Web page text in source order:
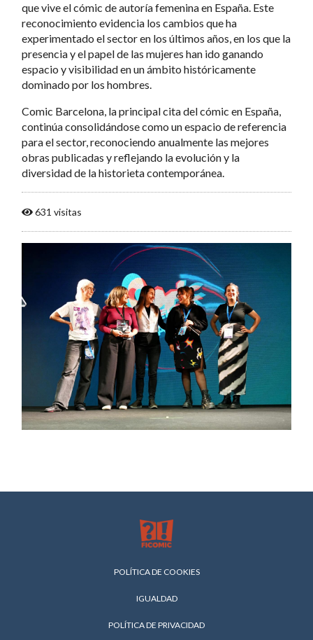
que vive el cómic de autoría femenina en España. Este
reconocimiento evidencia los cambios que ha
experimentado el sector en los últimos años, en los que la
presencia y el papel de las mujeres han ido ganando
espacio y visibilidad en un ámbito históricamente
dominado por los hombres.
Comic Barcelona, la principal cita del cómic en España,
continúa consolidándose como un espacio de referencia
para el sector, reconociendo anualmente las mejores
obras publicadas y reflejando la evolución y la
diversidad de la historieta contemporánea.
631 visitas
POLÍTICA DE COOKIES
IGUALDAD
POLÍTICA DE PRIVACIDAD